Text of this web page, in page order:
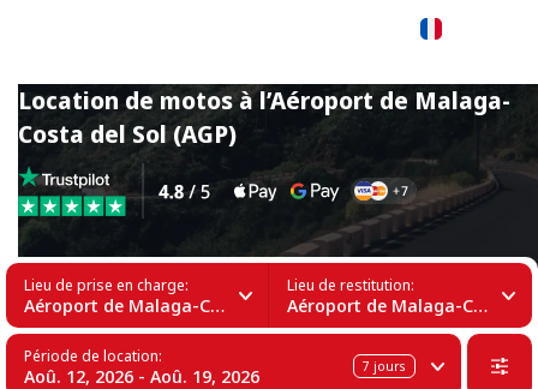
Location de motos à l’Aéroport de Malaga-
Costa del Sol (AGP)
Lieu de prise en charge:
Aéroport de Malaga-Costa del Sol (AGP)
Lieu de restitution:
Aéroport de Malaga-Costa del Sol (AGP)
Période de location:
Aoû. 12, 2026 - Aoû. 19, 2026 7 jours